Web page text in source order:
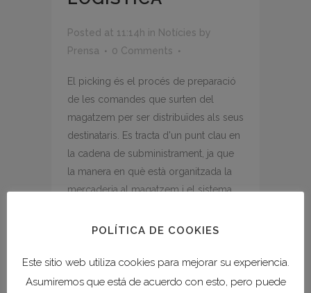
Posted at 11:14h in Notícies by
Prensa
0 Comments
El picking és el procés de preparació
de les comandes que surten del
magatzem per ser distribuïdes als seus
destinataris. Es tracta d'un punt clau en
la cadena de subministrament, ja que
la manera en què està organitzada la
mercaderia al magatzem i el sistema...
READ MORE
POLÍTICA DE COOKIES
Este sitio web utiliza cookies para mejorar su experiencia.
Asumiremos que está de acuerdo con esto, pero puede